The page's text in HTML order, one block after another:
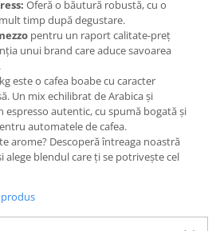
Oferă o băutură robustă, cu o
timp după degustare.
pentru un raport calitate-preț
unui brand care aduce savoarea
este o cafea boabe cu caracter
Un mix echilibrat de Arabica și
espresso autentic, cu spumă bogată și
automatele de cafea.
arome? Descoperă întreaga noastră
alege blendul care ți se potrivește cel